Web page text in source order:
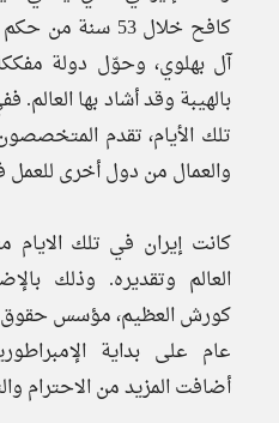
كافح خلال 53
آل بهلوي، وحوّل دولة
بالهيبة وقد أشاد بها
تلك الأيام، تقدم
والعمال من دول أخرى للعمل
كانت إيران في تلك الايام
العالم وتقديره. وذلك
عام على بداية
أضافت المزيد من الاحترام